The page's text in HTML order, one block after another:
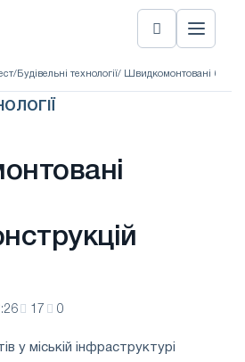
/ Будівельні технології/ Швидкомонтовані
17 0
у міській інфраструктурі